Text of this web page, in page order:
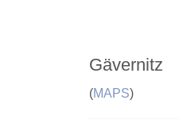
Gävernitz
(MAPS)